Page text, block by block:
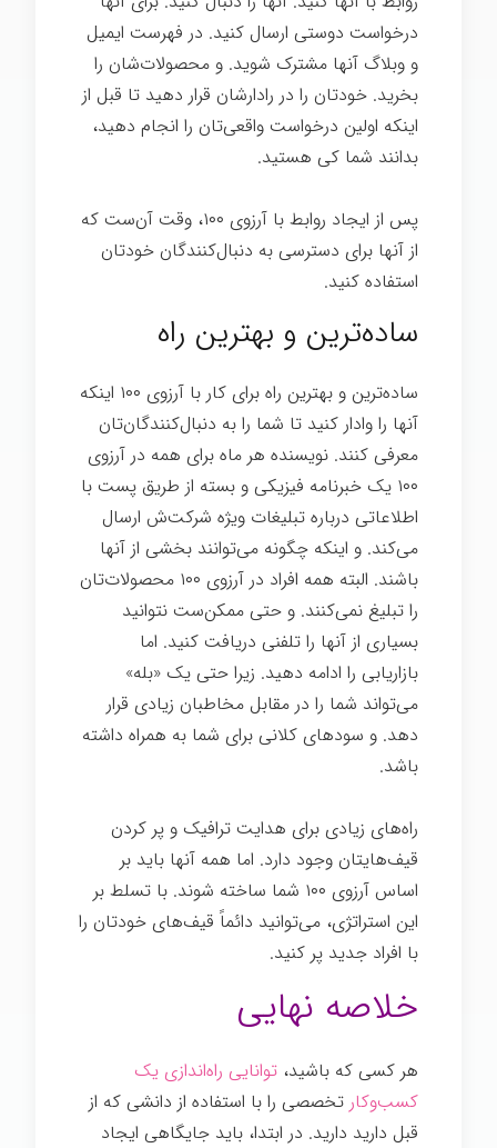
درخواست دوستی ارسال کنید. در فهرست ایمیل
و وبلاگ آنها مشترک شوید. و محصولات‌شان را
بخرید. خودتان را در رادارشان قرار دهید تا قبل از
اینکه اولین درخواست واقعی‌تان را انجام دهید،
بدانند شما کی هستید.
پس از ایجاد روابط با آرزوی ۱۰۰، وقت آن‌ست که
از آنها برای دسترسی به دنبال‌کنندگان خودتان
استفاده کنید.
ساده‌ترین و بهترین راه
ساده‌ترین و بهترین راه برای کار با آرزوی ۱۰۰ اینکه
آنها را وادار کنید تا شما را به دنبال‌کنندگان‌تان
معرفی کنند. نویسنده هر ماه برای همه در آرزوی
۱۰۰ یک خبرنامه فیزیکی و بسته از طریق پست با
اطلاعاتی درباره تبلیغات ویژه شرکت‌ش ارسال
می‌کند. و اینکه چگونه می‌توانند بخشی از آنها
باشند. البته همه افراد در آرزوی ۱۰۰ محصولات‌تان
را تبلیغ نمی‌کنند. و حتی ممکن‌ست نتوانید
بسیاری از آنها را تلفنی دریافت کنید. اما
بازاریابی را ادامه دهید. زیرا حتی یک «بله»
می‌تواند شما را در مقابل مخاطبان زیادی قرار
دهد. و سودهای کلانی برای شما به همراه داشته
باشد.
راه‌های زیادی برای هدایت ترافیک و پر کردن
قیف‌هایتان وجود دارد. اما همه آنها باید بر
اساس آرزوی ۱۰۰ شما ساخته شوند. با تسلط بر
این استراتژی، می‌توانید دائماً قیف‌های خودتان را
با افراد جدید پر کنید.
خلاصه نهایی
هر کسی که باشید، توانایی راه‌اندازی یک
کسب‌وکار تخصصی را با استفاده از دانشی که از
قبل دارید دارید. در ابتدا، باید جایگاهی ایجاد